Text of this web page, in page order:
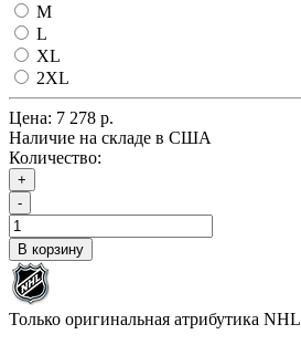
M
L
XL
2XL
Цена: 7 278 р.
Наличие на складе в США
Количество:
+
-
В корзину
Только оригинальная атрибутика NHL